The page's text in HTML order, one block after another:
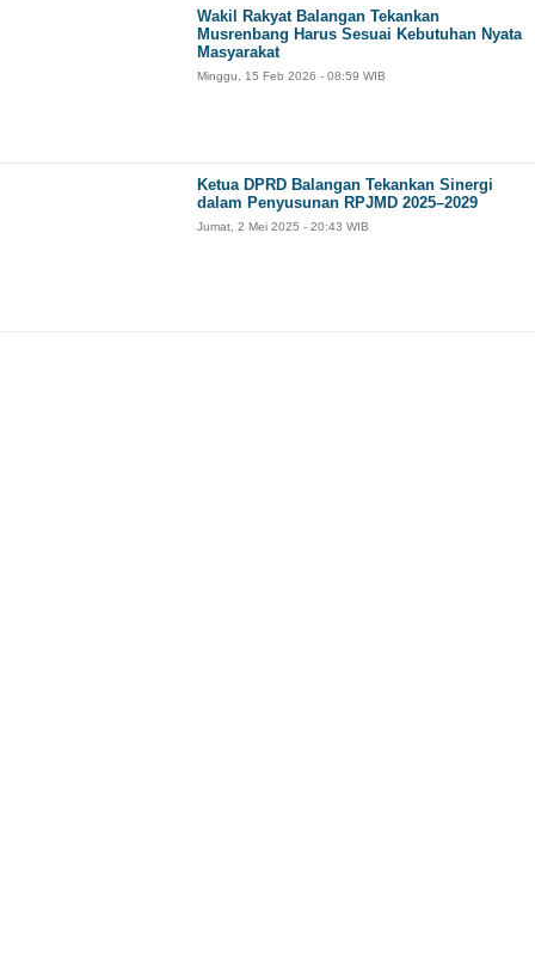
Wakil Rakyat Balangan Tekankan
Musrenbang Harus Sesuai Kebutuhan Nyata
Masyarakat
Minggu, 15 Feb 2026 - 08:59 WIB
Ketua DPRD Balangan Tekankan Sinergi
dalam Penyusunan RPJMD 2025–2029
Jumat, 2 Mei 2025 - 20:43 WIB